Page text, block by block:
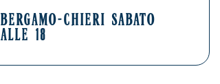
BERGAMO-CHIERI SABATO
ALLE 18